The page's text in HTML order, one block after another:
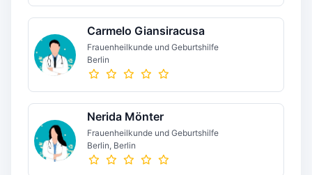
Carmelo Giansiracusa
Frauenheilkunde und Geburtshilfe
Berlin
Nerida Mönter
Frauenheilkunde und Geburtshilfe
Berlin, Berlin